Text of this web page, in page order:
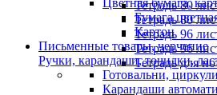
Тетрадь 80
Тетрадь 80
Тетрадь 96
Тетрадь 96
Тетрадь для
Цветная бумага,
Бумага
Картон
Письменные товары, черчение
Ручки, карандаши, точилки,
Готовальни,
Карандаши